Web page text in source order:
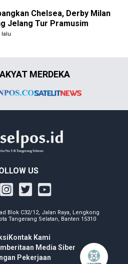
Chelsea, Derby Milan
Jelang Tur Pramusim
lalu
MERDEKA
US
Blok C32/12, Jalan Raya, Lengkong
Tangerang Selatan, Banten 15310
Kontak Kami
Media Siber
Pekerjaan